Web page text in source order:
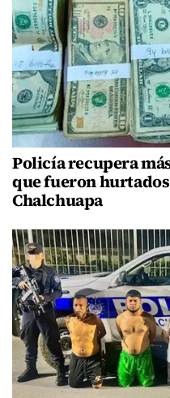
Policía recupera
que fueron hurtados
Chalchuapa